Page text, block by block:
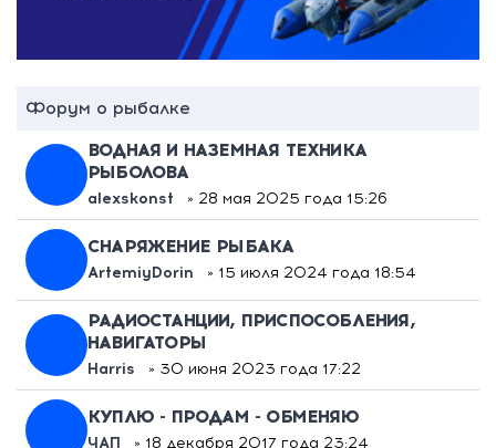
Форум о рыбалке
ВОДНАЯ И НАЗЕМНАЯ ТЕХНИКА
РЫБОЛОВА
alexskonst » 28 мая 2025 года 15:26
СНАРЯЖЕНИЕ РЫБАКА
ArtemiyDorin » 15 июля 2024 года 18:54
РАДИОСТАНЦИИ, ПРИСПОСОБЛЕНИЯ,
НАВИГАТОРЫ
Harris » 30 июня 2023 года 17:22
КУПЛЮ - ПРОДАМ - ОБМЕНЯЮ
ЧАП » 18 декабря 2017 года 23:24